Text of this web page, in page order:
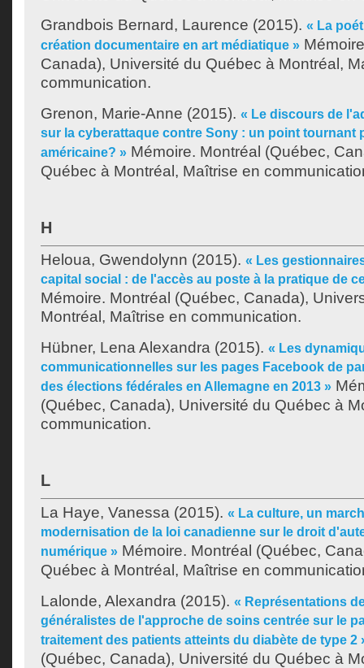
Grandbois Bernard, Laurence (2015). « La
création documentaire en art médiatique »
Canada), Université du Québec à Montréal,
communication.
Grenon, Marie-Anne (2015). « Le discours de
sur la cyberattaque contre Sony : un point tournant
américaine? » Mémoire. Montréal (Québec,
Québec à Montréal, Maîtrise en
H
Heloua, Gwendolynn (2015). « Les
capital social : de l'accès au poste à la pratique de
Mémoire. Montréal (Québec, Canada),
Montréal, Maîtrise en communication.
Hübner, Lena Alexandra (2015). « Les
communicationnelles sur les pages Facebook de
des élections fédérales en Allemagne en 2013 »
(Québec, Canada), Université du Québec à
communication.
L
La Haye, Vanessa (2015). « La culture, un
modernisation de la loi canadienne sur le droit
numérique » Mémoire. Montréal (Québec,
Québec à Montréal, Maîtrise en
Lalonde, Alexandra (2015). « Représentations
généralistes de l'approche de soins centrée sur le
traitement des patients atteints du diabète de type 2
(Québec, Canada), Université du Québec à